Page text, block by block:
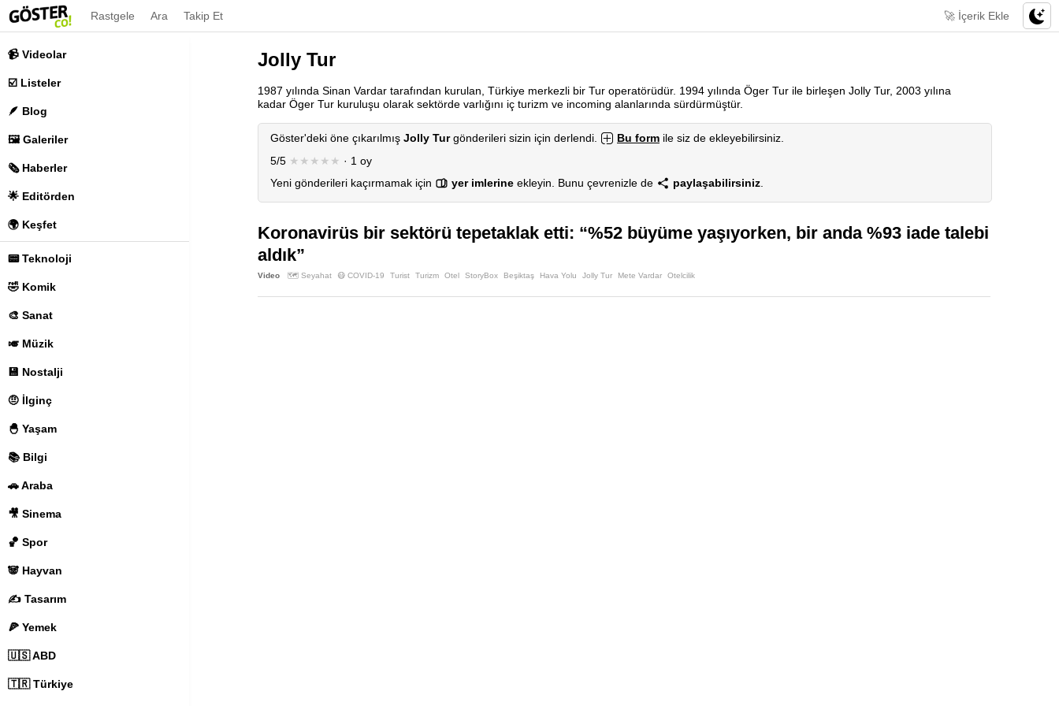
📹 Videolar
☑️ Listeler
🪶 Blog
🖼️ Galeriler
🗞️ Haberler
🌟 Editörden
🌍 Keşfet
📟 Teknoloji
🤣 Komik
🎨 Sanat
🎺 Müzik
💾 Nostalji
🤨 İlginç
🐣 Yaşam
📚 Bilgi
🚗 Araba
🎥 Sinema
🏀 Spor
🐼 Hayvan
✍️ Tasarım
🍕 Yemek
🇺🇸 ABD
🇹🇷 Türkiye
Rastgele Ara Takip Et 🚀 İçerik Ekle
Jolly Tur
1987 yılında Sinan Vardar tarafından kurulan, Türkiye merkezli bir Tur operatörüdür. 1994 yılında Öger Tur ile birleşen Jolly Tur, 2003 yılına
kadar Öger Tur kuruluşu olarak sektörde varlığını iç turizm ve incoming alanlarında sürdürmüştür.
Göster'deki öne çıkarılmış Jolly Turgönderileri sizin için derlendi. Bu form ile siz de ekleyebilirsiniz.
5/5 ★★★★★ · 1 oy
Yeni gönderileri kaçırmamak için
yer imlerine ekleyin. Bunu çevrenizle de paylaşabilirsiniz
Koronavirüs bir sektörü tepetaklak etti: “%52 büyüme yaşıyorken, bir anda %93 iade talebi
aldık”
Video 🗺️ Seyahat 😷 COVID-19 Turist Turizm Otel StoryBox Beşiktaş Hava Yolu Jolly Tur Mete Vardar Otelcilik